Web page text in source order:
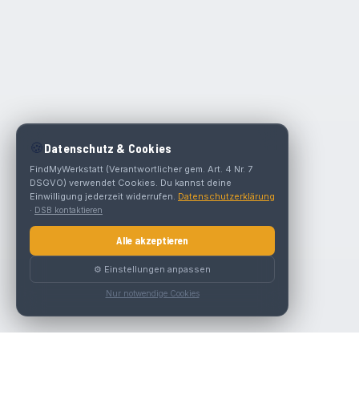
🍪 Datenschutz & Cookies
FindMyWerkstatt (Verantwortlicher gem. Art. 4 Nr. 7
DSGVO) verwendet Cookies. Du kannst deine
Einwilligung jederzeit widerrufen. Datenschutzerklärung
· DSB kontaktieren
Alle akzeptieren
⚙️ Einstellungen anpassen
Nur notwendige Cookies